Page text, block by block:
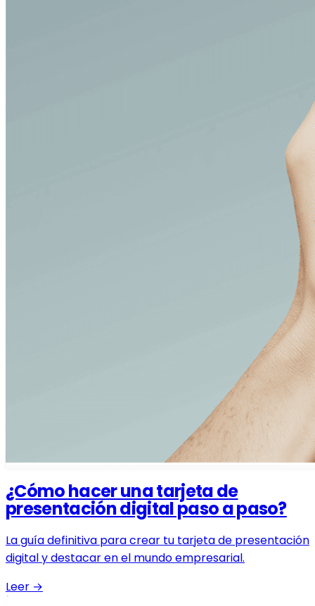
¿Cómo hacer una tarjeta de
presentación digital paso a paso?
La guía definitiva para crear tu tarjeta de presentación
digital y destacar en el mundo empresarial.
Leer →